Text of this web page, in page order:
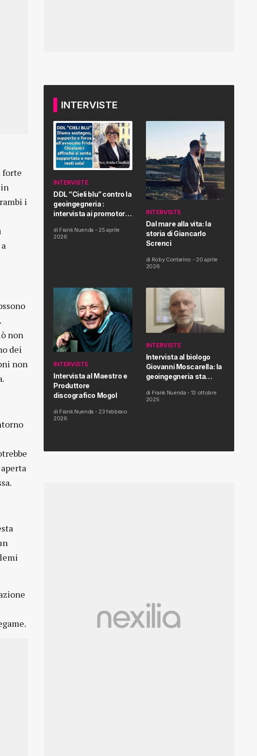
forte
i
non
dei
non
INTERVISTE
INTERVISTE
DDL “Cieli blu” contro la
geoingegneria :
intervista ai promotori
Proposta di Legge
di Frank Nuenda - 25 aprile
2026
INTERVISTE
Dal mare alla vita: la
storia di Giancarlo
Screnci
di Roby Contarino - 20 aprile
2026
INTERVISTE
Intervista al Maestro e
Produttore
discografico Mogol
di Frank Nuenda - 23 febbraio
2026
INTERVISTE
Intervista al biologo
Giovanni Moscarella: la
geoingegneria sta
salute dell’uomo
di Frank Nuenda - 13 ottobre
2025